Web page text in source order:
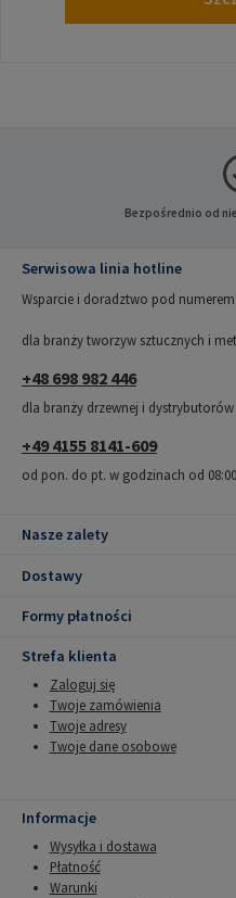
Bezpośrednio od
Serwisowa linia hotline
Wsparcie i doradztwo pod
dla branży tworzyw sztucznych i
+48 698 982 446
dla branży drzewnej i dystrybutorów
+49 4155 8141-609
od pon. do pt. w godzinach od
Nasze zalety
Dostawy
Formy płatności
Strefa klienta
Zaloguj się
Twoje zamówienia
Twoje adresy
Twoje dane osobowe
Informacje
Wysyłka i dostawa
Płatność
Warunki